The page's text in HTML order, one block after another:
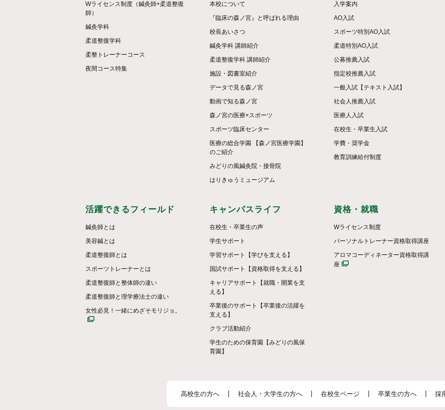
Wライセンス制度（鍼灸師+柔道整復
師）
鍼灸学科
柔道整復学科
柔整トレーナーコース
夜間コース特集
本校について
『臨床の森ノ宮』と呼ばれる理由
校長あいさつ
鍼灸学科 講師紹介
柔道整復学科 講師紹介
施設・図書室紹介
データで見る森ノ宮
動画で知る森ノ宮
森ノ宮の医療×スポーツ
スポーツ臨床センター
医療の総合学園 【森ノ宮医療学園】
のご紹介
みどりの風鍼灸院・接骨院
はりきゅうミュージアム
入学案内
AO入試
スポーツ特別AO入試
柔道特別AO入試
公募推薦入試
指定校推薦入試
一般入試【テキスト入試】
社会人推薦入試
医療人入試
在校生・卒業生入試
学費・奨学金
教育訓練給付制度
活躍できるフィールド
鍼灸師とは
美容鍼とは
柔道整復師とは
スポーツトレーナーとは
柔道整復師と整体師の違い
柔道整復師と理学療法士の違い
女性必見！一緒にめざそモリジョ。
キャンパスライフ
在校生・卒業生の声
学生サポート
学習サポート【学びを支える】
国試サポート【資格取得を支える】
キャリアサポート【就職・開業を支
える】
卒業後のサポート【卒業後の活躍を
支える】
クラブ活動紹介
学生のための保育園【みどりの風保
育園】
資格・就職
Wライセンス制度
パーソナルトレーナー資格取得講座
アロマコーディネーター資格取得講
座
高校生の方へ 社会人・大学生の方へ 在校生ページ 卒業生の方へ 採